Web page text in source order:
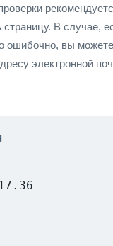
В случае,
ошибочно, вы
электронной